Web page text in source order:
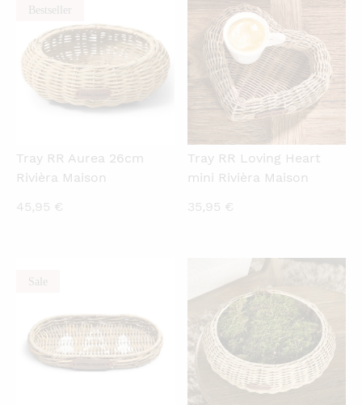
Bestseller
Tray RR Aurea 26cm
Rivièra Maison
45,95 €
QUICKVIEW
Tray RR Loving Heart
mini Rivièra Maison
35,95 €
Sale